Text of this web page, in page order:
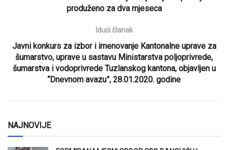
produženo za dva mjeseca
Idući članak
Javni konkurs za izbor i imenovanje Kantonalne uprave za
šumarstvo, uprave u sastavu Ministarstva poljoprivrede,
šumarstva i vodoprivrede Tuzlanskog kantona, objavljen u
“Dnevnom avazu”, 28.01.2020. godine
NAJNOVIJE